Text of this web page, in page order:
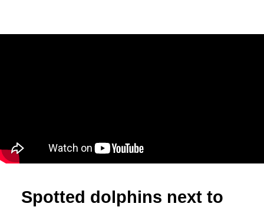
Spotted dolphins next to